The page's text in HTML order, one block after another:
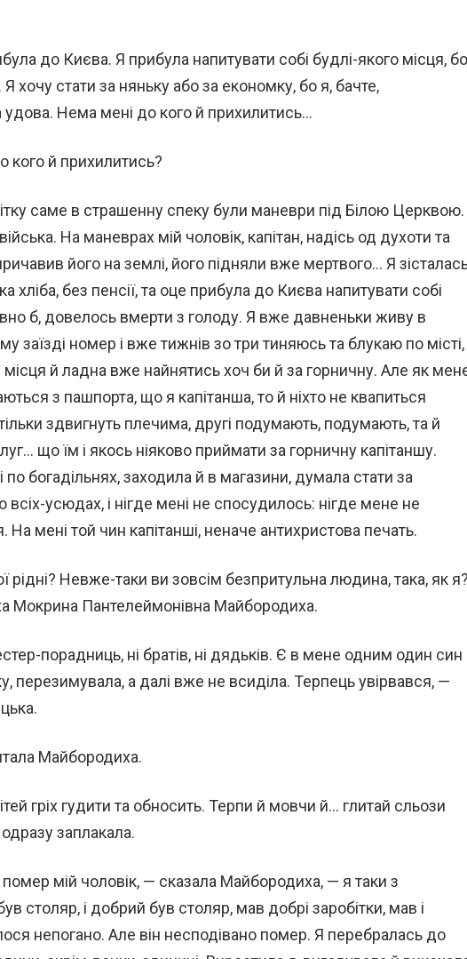
до Києва. Я прибула напитувати собі будлі-якого місця, бо
хочу стати за няньку або за економку, бо я, бачте,
Нема мені до кого й прихилитись…
кого й прихилитись?
саме в страшенну спеку були маневри під Білою Церквою.
На маневрах мій чоловік, капітан, надісь од духоти та
його на землі, його підняли вже мертвого… Я
без пенсії, та оце прибула до Києва напитувати собі
б, довелось вмерти з голоду. Я вже давненьки живу в
заїзді номер і вже тижнів зо три тиняюсь та блукаю по місті,
й ладна вже найнятись хоч би й за горничну. Але як
з пашпорта, що я капітанша, то й ніхто не квапиться
здвигнуть плечима, другі подумають, подумають, та й
що їм і якось ніяково приймати за горничну капітаншу.
по богадільнях, заходила й в магазини, думала стати за
усюдах, і нігде мені не спосудилось: нігде мене не
мені той чин капітанші, неначе антихристова печать.
Невже-таки ви зовсім безпритульна людина, така, як
Мокрина Пантелеймонівна Майбородиха.
порадниць, ні братів, ні дядьків. Є в мене одним один син
перезимувала, а далі вже не всиділа. Терпець увірвався, —
Майбородиха.
гріх гудити та обносить. Терпи й мовчи й… глитай сльози
заплакала.
мій чоловік, — сказала Майбородиха, — я таки з
столяр, і добрий був столяр, мав добрі заробітки, мав і
непогано. Але він несподівано помер. Я перебралась до